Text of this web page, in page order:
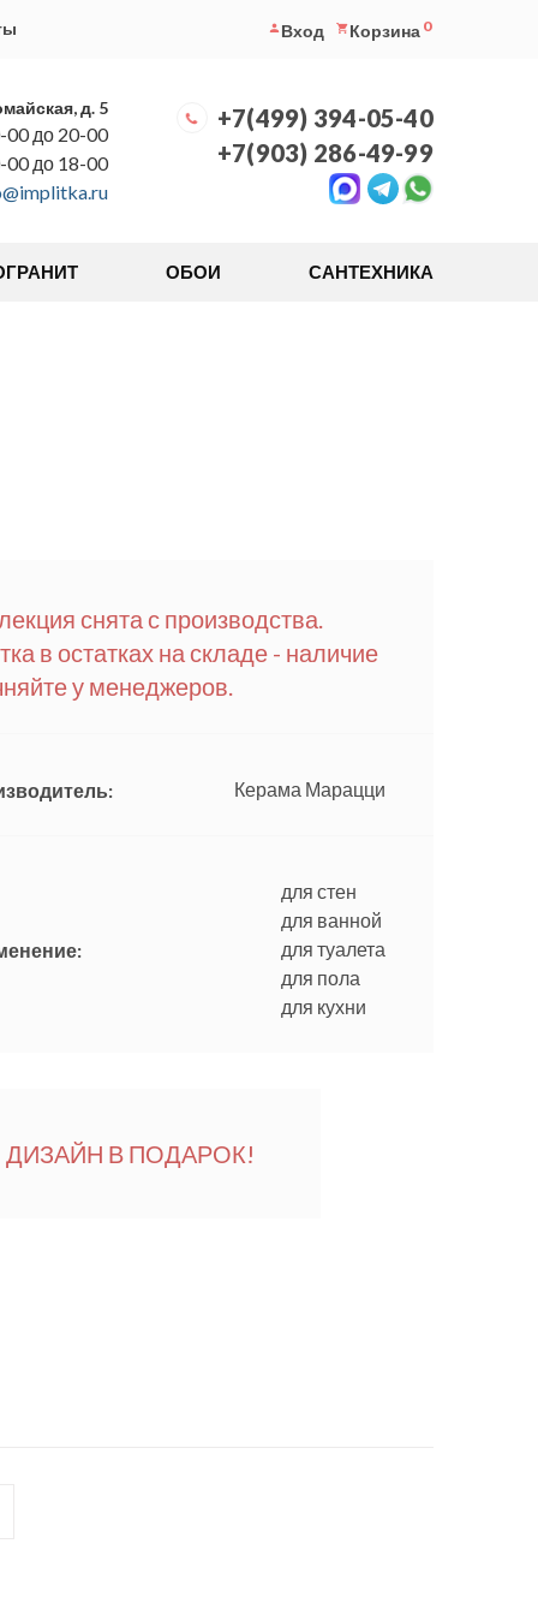
Вход Корзина 0
д. 5
до 20-00
00 до 18-00
+7(499) 394-05-40
+7(903) 286-49-99
ОБОИ САНТЕХНИКА
снята с производства.
в остатках на складе - наличие
у менеджеров.
Керама Марацци
для стен
для ванной
для туалета
для пола
для кухни
ДИЗАЙН В ПОДАРОК!